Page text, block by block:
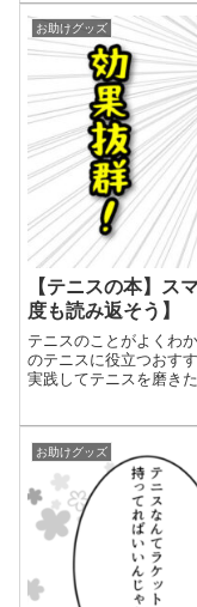
お助けグッズ
【テニスの本】ス
度も読み返そう】
テニスのことがよくわ
のテニスに役立つおす
実践してテニスを磨き
お助けグッズ